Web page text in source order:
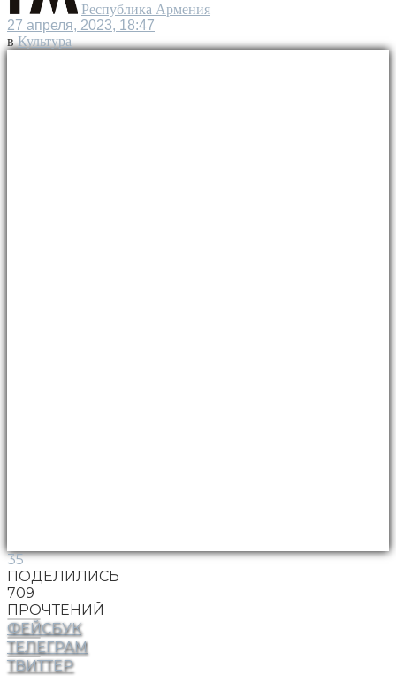
Республика Армения
27 апреля, 2023, 18:47
в Культура
35
ПОДЕЛИЛИСЬ
709
ПРОЧТЕНИЙ
ФЕЙСБУК
ТЕЛЕГРАМ
ТВИТТЕР